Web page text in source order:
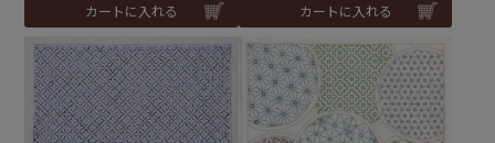
カートに入れる カートに入れる